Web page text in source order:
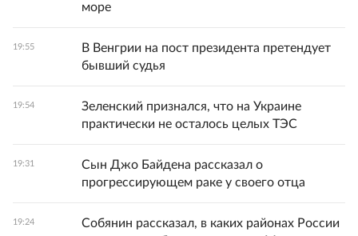
море
19:55
В Венгрии на пост президента претендует
бывший судья
19:54
Зеленский признался, что на Украине
практически не осталось целых ТЭС
19:31
Сын Джо Байдена рассказал о
прогрессирующем раке у своего отца
19:24
Собянин рассказал, в каких районах России